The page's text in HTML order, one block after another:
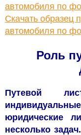
автомобиля по
Скачать образец
автомобиля по
Роль
Путевой
юридические
несколько